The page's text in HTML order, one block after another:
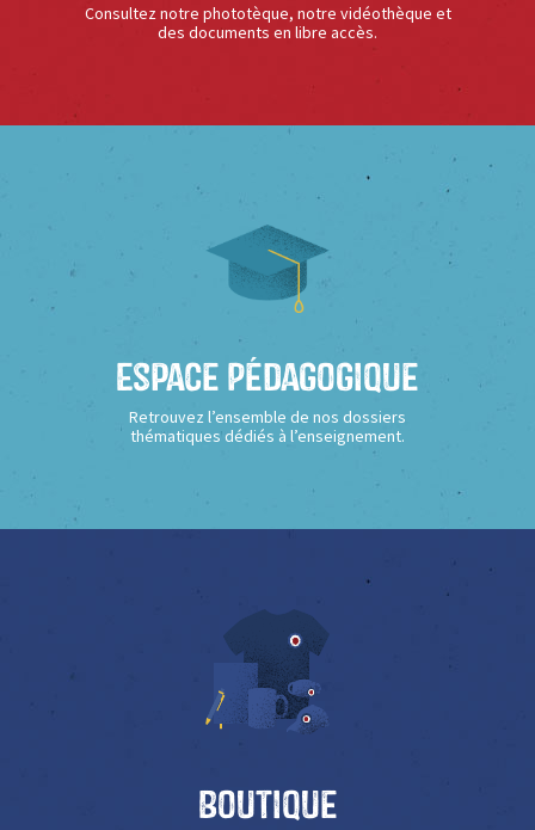
Consultez notre phototèque, notre vidéothèque et
des documents en libre accès.
Espace Pédagogique
Retrouvez l’ensemble de nos dossiers
thématiques dédiés à l’enseignement.
Boutique